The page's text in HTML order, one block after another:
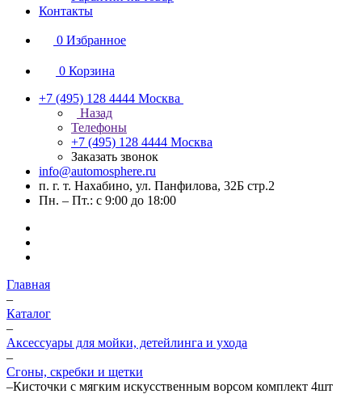
Контакты
0 Избранное
0 Корзина
+7 (495) 128 4444 Москва
Назад
Телефоны
+7 (495) 128 4444 Москва
Заказать звонок
info@automosphere.ru
п. г. т. Нахабино, ул. Панфилова, 32Б стр.2
Пн. – Пт.: с 9:00 до 18:00
Главная
–
Каталог
–
Аксессуары для мойки, детейлинга и ухода
–
Сгоны, скребки и щетки
–Кисточки с мягким искусственным ворсом комплект 4шт